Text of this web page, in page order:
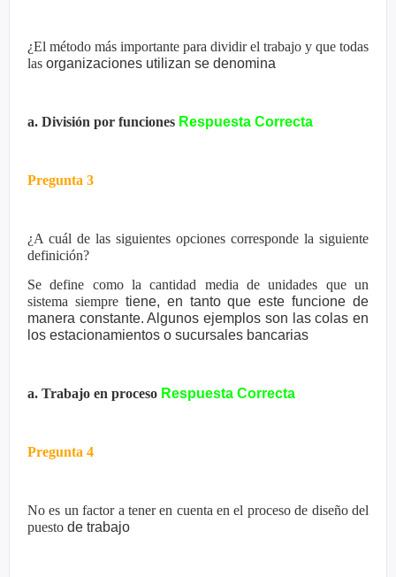
¿El método más importante para dividir el trabajo y que todas
las organizaciones utilizan se denomina
a. División por funciones Respuesta Correcta
Pregunta 3
¿A cuál de las siguientes opciones corresponde la siguiente
definición?
Se define como la cantidad media de unidades que un
sistema siempre tiene, en tanto que este funcione de
manera constante. Algunosejemplos son las colas en
los estacionamientos o sucursales bancarias
a. Trabajo en proceso Respuesta Correcta
Pregunta 4
No es un factor a tener en cuenta en el proceso de diseño del
puesto de trabajo